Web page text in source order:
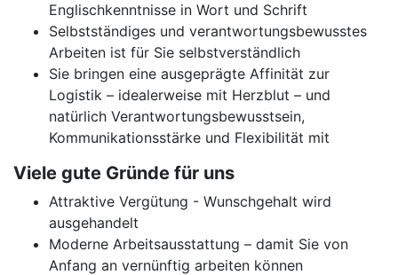
Englischkenntnisse in Wort und Schrift
Selbstständiges und verantwortungsbewusstes
Arbeiten ist für Sie selbstverständlich
Sie bringen eine ausgeprägte Affinität zur
Logistik – idealerweise mit Herzblut – und
natürlich Verantwortungsbewusstsein,
Kommunikationsstärke und Flexibilität mit
Viele gute Gründe für uns
Attraktive Vergütung - Wunschgehalt wird
ausgehandelt
Moderne Arbeitsausstattung – damit Sie von
Anfang an vernünftig arbeiten können